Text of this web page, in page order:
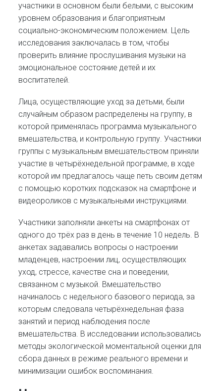
участники в основном были белыми, с высоким
уровнем образования и благоприятным
социально-экономическим положением. Цель
исследования заключалась в том, чтобы
проверить влияние прослушивания музыки на
эмоциональное состояние детей и их
воспитателей.
Лица, осуществляющие уход за детьми, были
случайным образом распределены на группу, в
которой применялась программа музыкального
вмешательства, и контрольную группу. Участники
группы с музыкальным вмешательством приняли
участие в четырёхнедельной программе, в ходе
которой им предлагалось чаще петь своим детям
с помощью коротких подсказок на смартфоне и
видеороликов с музыкальными инструкциями.
Участники заполняли анкеты на смартфонах от
одного до трёх раз в день в течение 10 недель. В
анкетах задавались вопросы о настроении
младенцев, настроении лиц, осуществляющих
уход, стрессе, качестве сна и поведении,
связанном с музыкой. Вмешательство
начиналось с недельного базового периода, за
которым следовала четырёхнедельная фаза
занятий и период наблюдения после
вмешательства. В исследовании использовались
методы экологической моментальной оценки для
сбора данных в режиме реального времени и
минимизации ошибок воспоминания.